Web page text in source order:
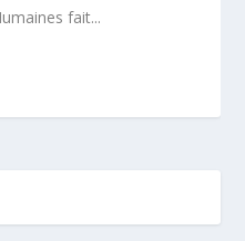
fait...